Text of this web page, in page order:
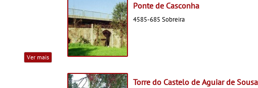
Ver mais
Ponte de Casconha
4585-685 Sobreira
Torre do Castelo de Aguiar de Sousa